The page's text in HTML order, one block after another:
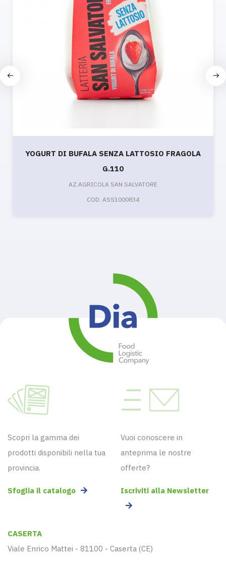
YOGURT DI BUFALA SENZA LATTOSIO FRAGOLA
G.110
AZ.AGRICOLA SAN SALVATORE
COD. ASS1000834
Scopri la gamma dei
prodotti disponibili nella tua
provincia.
Sfoglia il catalogo
Vuoi conoscere in
anteprima le nostre
offerte?
Iscriviti alla Newsletter
CASERTA
Viale Enrico Mattei - 81100 - Caserta (CE)